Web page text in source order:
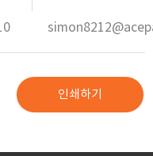
인쇄하기